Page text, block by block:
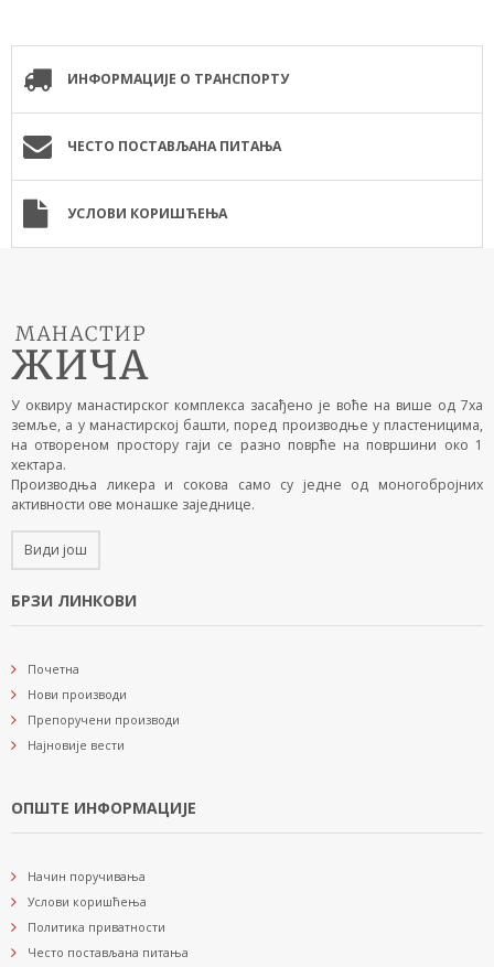
ИНФОРМАЦИЈЕ О ТРАНСПОРТУ
ЧЕСТО ПОСТАВЉАНА ПИТАЊА
УСЛОВИ КОРИШЋЕЊА
У оквиру манастирског комплекса засађено је воће на више од 7ха
земље, а у манастирској башти, поред производње у пластеницима,
на отвореном простору гаји се разно поврће на површини око 1
хектара.
Производња ликера и сокова само су једне од моногобројних
активности ове монашке заједнице.
Види још
БРЗИ ЛИНКОВИ
Почетна
Нови производи
Препоручени производи
Најновије вести
ОПШТЕ ИНФОРМАЦИЈЕ
Начин поручивања
Услови коришћења
Политика приватности
Често постављана питања